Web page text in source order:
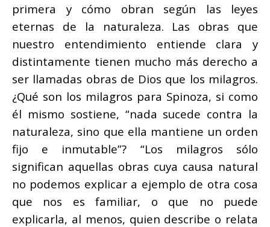
primera y cómo obran según las leyes
eternas de la naturaleza. Las obras que
nuestro entendimiento entiende clara y
distintamente tienen mucho más derecho a
ser llamadas obras de Dios que los milagros.
¿Qué son los milagros para Spinoza, si como
él mismo sostiene, “nada sucede contra la
naturaleza, sino que ella mantiene un orden
fijo e inmutable”? “Los milagros sólo
significan aquellas obras cuya causa natural
no podemos explicar a ejemplo de otra cosa
que nos es familiar, o que no puede
explicarla, al menos, quien describe o relata